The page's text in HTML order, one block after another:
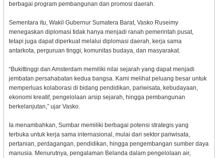
berbagai program pembangunan dan promosi daerah.
Sementara itu, Wakil Gubernur Sumatera Barat, Vasko Ruseimy
menegaskan diplomasi tidak hanya menjadi ranah pemerintah pusat,
tetapi juga dapat diperkuat melalui diplomasi daerah, kerja sama
antarkota, perguruan tinggi, komunitas budaya, dan masyarakat.
“Bukittinggi dan Amsterdam memiliki nilai sejarah yang dapat menjadi
jembatan persahabatan kedua bangsa. Kami melihat peluang besar untuk
memperluas kolaborasi di bidang pendidikan, pariwisata, kebudayaan,
ekonomi kreatif, pengelolaan arsip sejarah, hingga pembangunan
berkelanjutan,” ujar Vasko.
Ia menambahkan, Sumbar memiliki berbagai potensi strategis yang
terbuka untuk kerja sama internasional, mulai dari sektor pariwisata,
pertanian, perdagangan, pendidikan, hingga pengembangan sumber daya
manusia. Menurutnya, pengalaman Belanda dalam pengelolaan air,